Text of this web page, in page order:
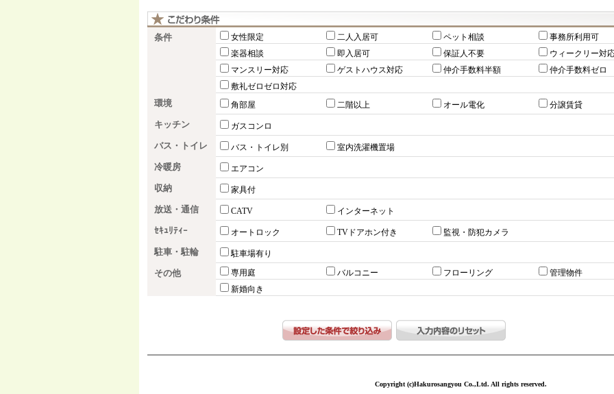
条件 女性限定 二人入居可 ペット相談
事務所利用可
楽器相談
即入居可 保証人不要
ウィークリー対
マンスリー対応
ゲストハウス対応 仲介手数料半額
仲介手数料ゼロ
敷礼ゼロゼロ対応
環境 角部屋 二階以上 オール電化 分譲賃貸
キッチン ガスコンロ
バス・トイレ バス・トイレ別 室内洗濯機置場
冷暖房 エアコン
収納 家具付
放送・通信 CATV インターネット
ｾｷｭﾘﾃｨｰ オートロック TVドアホン付き 監視・防犯カメラ
駐車・駐輪 駐車場有り
その他 専用庭 バルコニー フローリング
管理物件
新婚向き
Copyright (c)Hakurosangyou Co.,Ltd. All rights reserved.